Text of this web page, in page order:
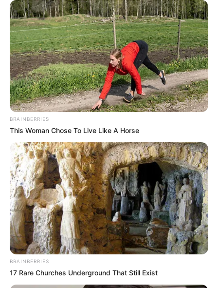
BRAINBERRIES
This Woman Chose To Live Like A Horse
BRAINBERRIES
17 Rare Churches Underground That Still Exist